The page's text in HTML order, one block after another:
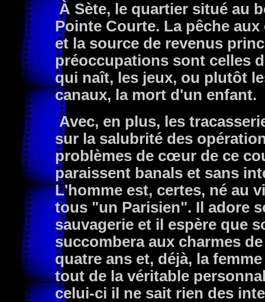
À Sète, le quartier situé au
Pointe Courte. La pêche
et la source de revenus
préoccupations sont celles
qui naît, les jeux, ou plutôt
canaux, la mort d'un enfant.
Avec, en plus, les
sur la salubrité des
problèmes de cœur de ce
paraissent banals et sans
L'homme est, certes, né au
tous "un Parisien". Il adore
sauvagerie et il espère que
succombera aux charmes
quatre ans et, déjà, la
tout de la véritable
celui-ci il ne sait rien des